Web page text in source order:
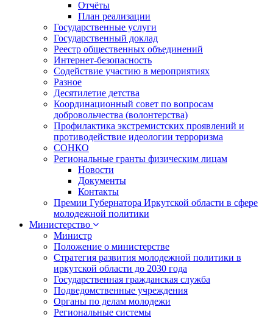
Отчёты
План реализации
Государственные услуги
Государственный доклад
Реестр общественных объединений
Интернет-безопасность
Содействие участию в мероприятиях
Разное
Десятилетие детства
Координационный совет по вопросам
добровольчества (волонтерства)
Профилактика экстремистских проявлений и
противодействие идеологии терроризма
СОНКО
Региональные гранты физическим лицам
Новости
Документы
Контакты
Премии Губернатора Иркутской области в сфере
молодежной политики
Министерство
Министр
Положение о министерстве
Стратегия развития молодежной политики в
иркутской области до 2030 года
Государственная гражданская служба
Подведомственные учреждения
Органы по делам молодежи
Региональные системы